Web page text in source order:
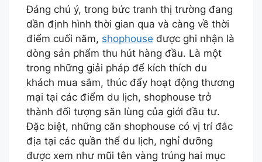
Đáng chú ý, trong bức tranh thị trường đang
dần định hình thời gian qua và càng về thời
điểm cuối năm, shophouse được ghi nhận là
dòng sản phẩm thu hút hàng đầu. Là một
trong những giải pháp để kích thích du
khách mua sắm, thúc đẩy hoạt động thương
mại tại các điểm du lịch, shophouse trở
thành đối tượng săn lùng của giới đầu tư.
Đặc biệt, những căn shophouse có vị trí đắc
địa tại các quần thể du lịch, nghỉ dưỡng
được xem như mũi tên vàng trúng hai mục